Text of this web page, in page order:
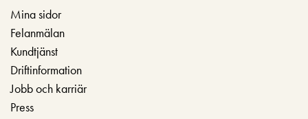
Mina sidor
Felanmälan
Kundtjänst
Driftinformation
Jobb och karriär
Press